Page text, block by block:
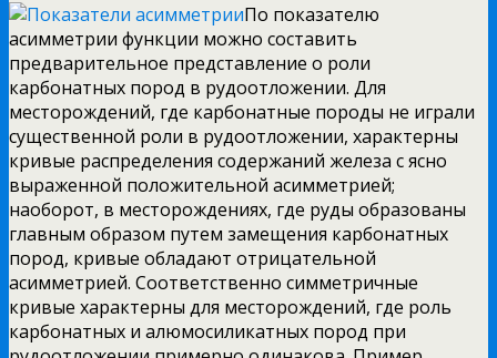
По показателю
асимметрии функции можно составить
предварительное представление о роли
карбонатных пород в рудоотложении. Для
месторождений, где карбонатные породы не играли
существенной роли в рудоотложении, характерны
кривые распределения содержаний железа с ясно
выраженной положительной асимметрией;
наоборот, в месторождениях, где руды образованы
главным образом путем замещения карбонатных
пород, кривые обладают отрицательной
асимметрией. Соответственно симметричные
кривые характерны для месторождений, где роль
карбонатных и алюмосиликатных пород при